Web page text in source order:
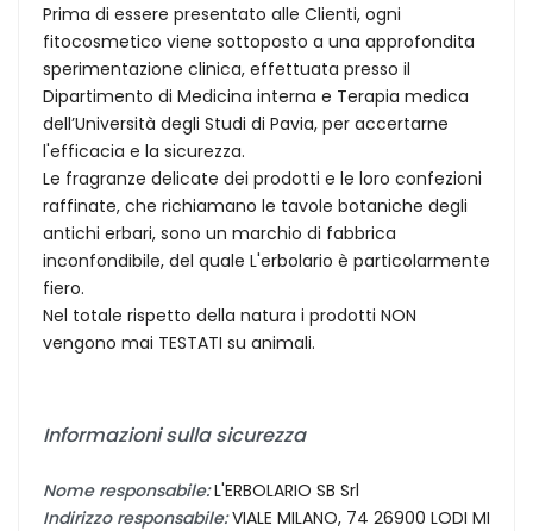
Prima di essere presentato alle Clienti, ogni
fitocosmetico viene sottoposto a una approfondita
sperimentazione clinica, effettuata presso il
Dipartimento di Medicina interna e Terapia medica
dell’Università degli Studi di Pavia, per accertarne
l'efficacia e la sicurezza.
Le fragranze delicate dei prodotti e le loro confezioni
raffinate, che richiamano le tavole botaniche degli
antichi erbari, sono un marchio di fabbrica
inconfondibile, del quale L'erbolario è particolarmente
fiero.
Nel totale rispetto della natura i prodotti NON
vengono mai TESTATI su animali.
Informazioni sulla sicurezza
Nome responsabile:L'ERBOLARIO SB Srl
Indirizzo responsabile:VIALE MILANO, 74 26900 LODI MI